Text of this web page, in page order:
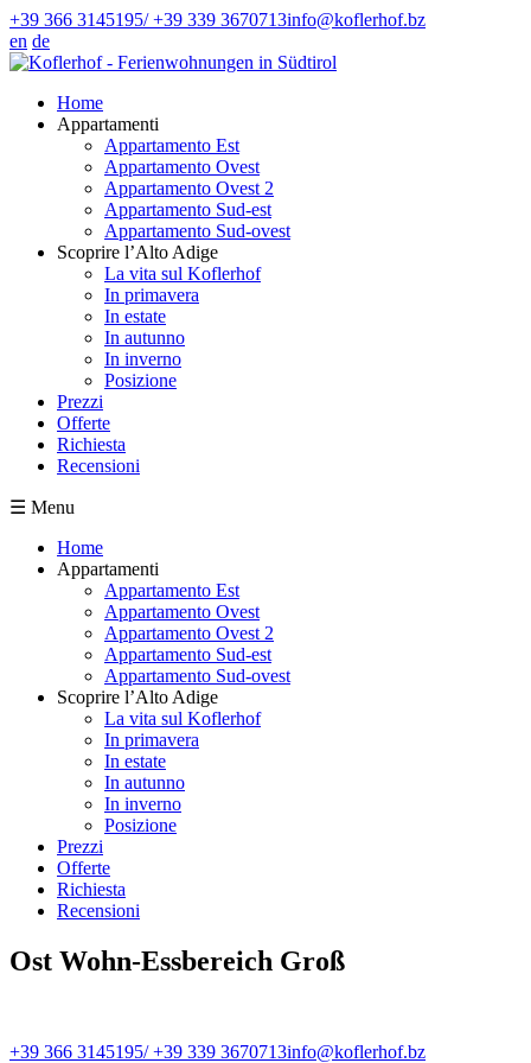
+39 366 3145195/ +39 339 3670713info@koflerhof.bz
en de
Home
Appartamenti
Appartamento Est
Appartamento Ovest
Appartamento Ovest 2
Appartamento Sud-est
Appartamento Sud-ovest
Scoprire l’Alto Adige
La vita sul Koflerhof
In primavera
In estate
In autunno
In inverno
Posizione
Prezzi
Offerte
Richiesta
Recensioni
☰ Menu
Home
Appartamenti
Appartamento Est
Appartamento Ovest
Appartamento Ovest 2
Appartamento Sud-est
Appartamento Sud-ovest
Scoprire l’Alto Adige
La vita sul Koflerhof
In primavera
In estate
In autunno
In inverno
Posizione
Prezzi
Offerte
Richiesta
Recensioni
Ost Wohn-Essbereich Groß
+39 366 3145195/ +39 339 3670713info@koflerhof.bz